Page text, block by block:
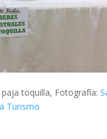
toquilla, Fotografía:
Turismo